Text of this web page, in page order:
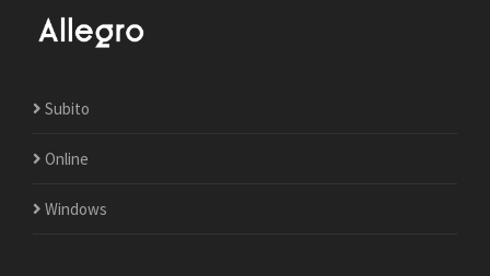
Subito
Online
Windows